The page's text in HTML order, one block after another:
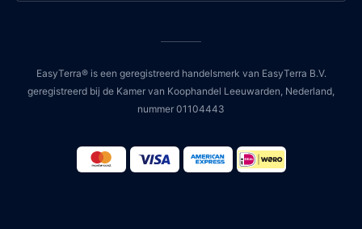
EasyTerra® is een geregistreerd handelsmerk van EasyTerra B.V.
geregistreerd bij de Kamer van Koophandel Leeuwarden, Nederland,
nummer 01104443